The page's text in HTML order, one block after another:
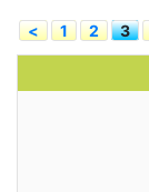
< 1 2 3